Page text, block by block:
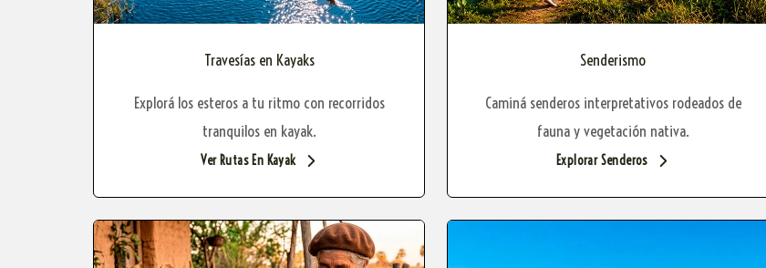
Travesías en Kayaks
Explorá los esteros a tu ritmo con recorridos
tranquilos en kayak.
Ver Rutas En Kayak
Senderismo
Caminá senderos interpretativos rodeados de
fauna y vegetación nativa.
Explorar Senderos